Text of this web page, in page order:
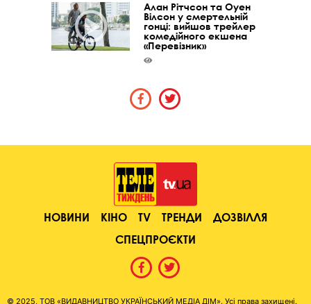
Алан Рітчсон та Оуен
Вілсон у смертельній
гонці: вийшов трейлер
комедійного екшена
«Перевізник»
НОВИНИ КІНО TV ТРЕНДИ
ДОЗВІЛЛЯ
СПЕЦПРОЄКТИ
© 2025, ТОВ «ВИДАВНИЦТВО УКРАЇНСЬКИЙ МЕДІА ДІМ». Усі права захищені.